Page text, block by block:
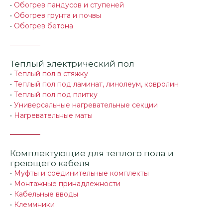
• Обогрев пандусов и ступеней
• Обогрев грунта и почвы
• Обогрев бетона
Теплый электрический пол
• Теплый пол в стяжку
• Теплый пол под ламинат, линолеум, ковролин
• Теплый пол под плитку
• Универсальные нагревательные секции
• Нагревательные маты
Комплектующие для теплого пола и
греющего кабеля
• Муфты и соединительные комплекты
• Монтажные принадлежности
• Кабельные вводы
• Клеммники